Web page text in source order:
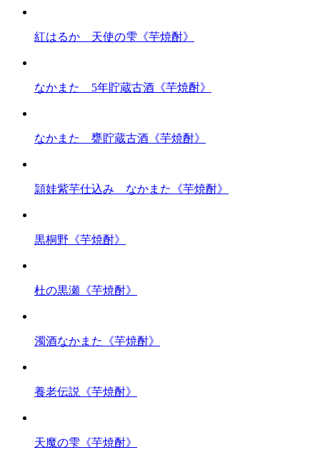
紅はるか 天使の雫《芋焼酎》
なかまた 5年貯蔵古酒《芋焼酎》
なかまた 甕貯蔵古酒《芋焼酎》
頴娃紫芋仕込み なかまた《芋焼酎》
黒桐野《芋焼酎》
杜の黒瀬《芋焼酎》
濁酒なかまた《芋焼酎》
養老伝説《芋焼酎》
天魔の雫《芋焼酎》